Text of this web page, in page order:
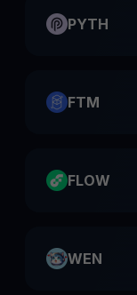
PYTH
FTM
FLOW
WEN